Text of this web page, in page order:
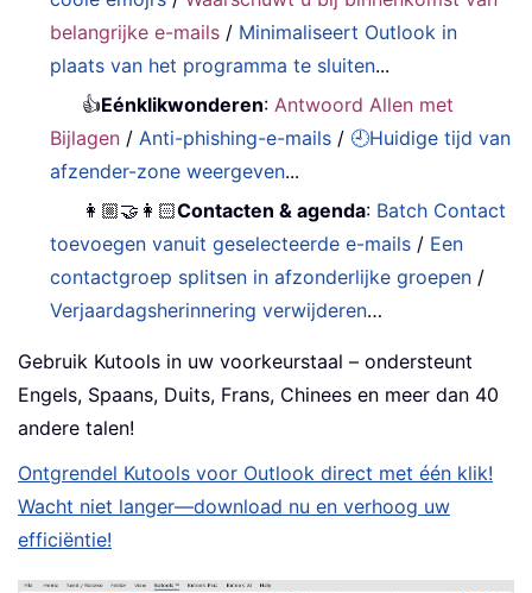
belangrijke e-mails / Minimaliseert Outlook in
plaats van het programma te sluiten...
👍Eénklikwonderen: Antwoord Allen met
Bijlagen / Anti-phishing-e-mails / 🕘Huidige tijd van
afzender-zone weergeven...
👩🏼‍🤝‍👩🏻Contacten & agenda: Batch Contact
toevoegen vanuit geselecteerde e-mails / Een
contactgroep splitsen in afzonderlijke groepen /
Verjaardagsherinnering verwijderen…
Gebruik Kutools in uw voorkeurstaal – ondersteunt
Engels, Spaans, Duits, Frans, Chinees en meer dan 40
andere talen!
Ontgrendel Kutools voor Outlook direct met één klik!
Wacht niet langer—download nu en verhoog uw
efficiëntie!